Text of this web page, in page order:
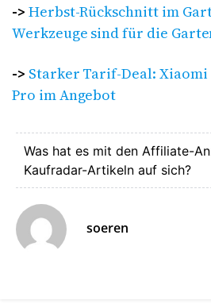
-> Herbst-Rückschnitt im
Werkzeuge sind für die
-> Starker Tarif-Deal: Xiaomi
Pro im Angebot
Was hat es mit den Affiliate-
Kaufradar-Artikeln auf sich?
soeren